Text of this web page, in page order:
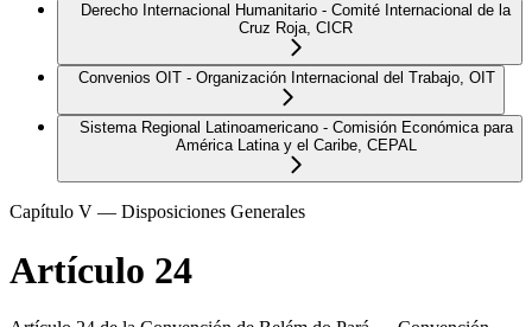
Derecho Internacional Humanitario - Comité Internacional de la
Cruz Roja, CICR
Convenios OIT - Organización Internacional del Trabajo, OIT
Sistema Regional Latinoamericano - Comisión Económica para
América Latina y el Caribe, CEPAL
Capítulo V — Disposiciones Generales
Artículo 24